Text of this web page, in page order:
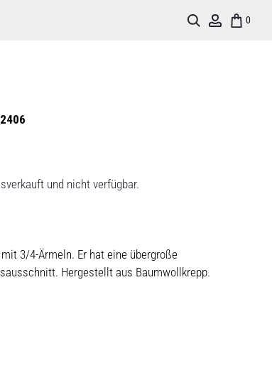
0
Account
Search
und nicht verfügbar.
3/4-Ärmeln. Er hat eine übergroße
Hergestellt aus Baumwollkrepp.